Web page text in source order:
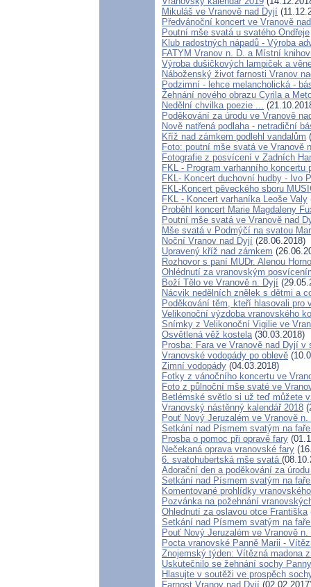
Mikuláš ve Vranově nad Dyjí
Předvánoční koncert ve Vranově
Poutní mše svatá u svatého Ondřeje
Klub radostných nápadů - Výroba
FATYM Vranov n. D. a Místní
Výroba dušičkových lampiček a
Náboženský život farnosti Vranov
Podzimní - lehce melancholická -
Žehnání nového obrazu Cyrila a
Nedělní chvilka poezie ...
Poděkování za úrodu ve Vranově
Nově natřená podlaha - netradiční
Kříž nad zámkem podlehl vandalům
Foto: poutní mše svatá ve Vranově
Fotografie z posvícení v Zadních
FKL - Program varhanního koncertu
FKL- Koncert duchovní hudby - Ivo
FKL-Koncert pěveckého sboru
FKL - Koncert varhaníka Leoše Valy
Proběhl koncert Marie Magdaleny
Poutní mše svatá ve Vranově nad
Mše svatá v Podmýčí na svatou
Noční Vranov nad Dyjí (28.06.2018)
Upravený kříž nad zámkem
Rozhovor s paní MUDr. Alenou
Ohlédnutí za vranovským
Boží Tělo ve Vranově n. Dyjí
Nácvik nedělních znělek s dětmi a
Poděkování těm, kteří hlasovali pro
Velikonoční výzdoba vranovského
Snímky z Velikonoční Vigilie ve
Osvětlená věž kostela(30.03.2018)
Prosba: Fara ve Vranově nad Dyjí
Vranovské vodopády po oblevě
Zimní vodopády (04.03.2018)
Fotky z vánočního koncertu ve
Foto z půlnoční mše svaté ve
Betlémské světlo si už teď můžete
Vranovský nástěnný kalendář 2018
Pouť Nový Jeruzalém ve Vranově
Setkání nad Písmem svatým na
Prosba o pomoc při opravě fary
Nečekaná oprava vranovské fary
6. svatohubertská mše svatá
Adorační den a poděkování za
Setkání nad Písmem svatým na
Komentované prohlídky
Pozvánka na požehnání
Ohlednutí za oslavou otce Františka
Setkání nad Písmem svatým na
Pouť Nový Jeruzalém ve Vranově
Pocta vranovské Panně Marii -
Znojemský týden: Vítězná madona
Uskutečnilo se žehnání sochy
Hlasujte v soutěži ve prospěch
Farnost Vranov nad Dyjí